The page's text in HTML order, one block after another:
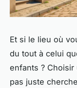
Et si le lieu où
du tout à celui
enfants ? Choisir
pas juste